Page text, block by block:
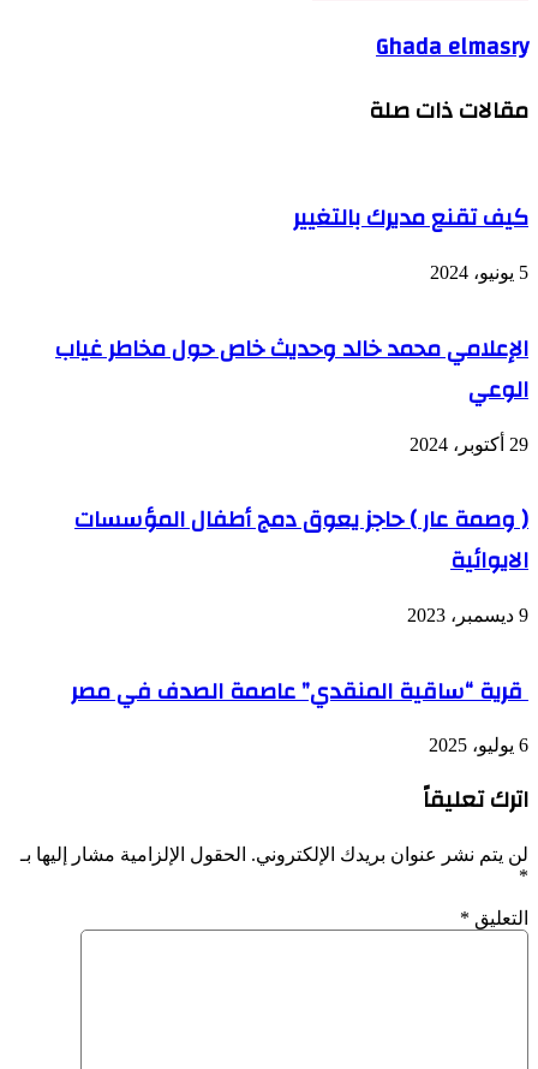
Ghada elmasry
مقالات ذات صلة
كيف تقنع مديرك بالتغيير
5 يونيو، 2024
الإعلامي محمد خالد وحديث خاص حول مخاطر غياب
الوعي
29 أكتوبر، 2024
( وصمة عار ) حاجز يعوق دمج أطفال المؤسسات
الايوائية
9 ديسمبر، 2023
قرية “ساقية المنقدي” عاصمة الصدف في مصر
6 يوليو، 2025
اترك تعليقاً
لن يتم نشر عنوان بريدك الإلكتروني. الحقول الإلزامية مشار إليها بـ
*
التعليق *